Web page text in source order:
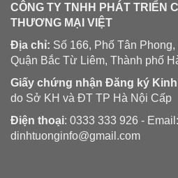
CÔNG TY TNHH PHÁT TRIỂN
THƯƠNG MẠI VIỆT
Địa chỉ: Số 166, Phố Tân
Quận Bắc Từ Liêm, Thành phố
Giấy chứng nhận Đăng ký
do Sở KH và ĐT TP Hà Nội Cấp
Điện thoại: 0333 333 926 - Email:
dinhtuonginfo@gmail.com